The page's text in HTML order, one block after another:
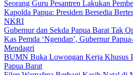
Seorang Guru Pesantren Lakukan
Kapolda Papua: Presiden Bersedia
NKRI
Gubernur dan Sekda Papua Barat Tak
Kas Pemda ‘Ngendap’, Gubernur
Mendagri
BUMN Buka Lowongan Kerja Khusus
Papua Barat